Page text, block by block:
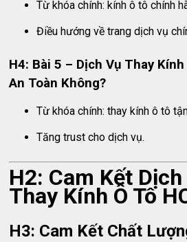
Từ khóa chính: kính ô tô chính
Điều hướng về trang dịch vụ
H4: Bài 5 – Dịch Vụ Thay
An Toàn Không?
Từ khóa chính: thay kính ô tô
Tăng trust cho dịch vụ.
H2: Cam Kết
Thay Kính Ô Tô
H3: Cam Kết Chất